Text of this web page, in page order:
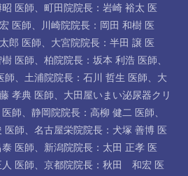
医師、 町田院院長：岩崎 裕太 医
医師、
川崎院院長：岡田 和樹 医
郎 医師、 大宮院院長：半田 譲 医
医師、 柏院院長：坂本 利浩 医師、
師、 土浦院院長：石川 哲生 医師、 大
孝典 医師、 大田屋いまい泌尿器クリ
師、 静岡院院長：高柳 健二 医師、
医師、 名古屋栄院院長：犬塚 善博 医
医師、 新潟院院長：太田 正孝 医
医師、 京都院院長：秋田 和宏 医